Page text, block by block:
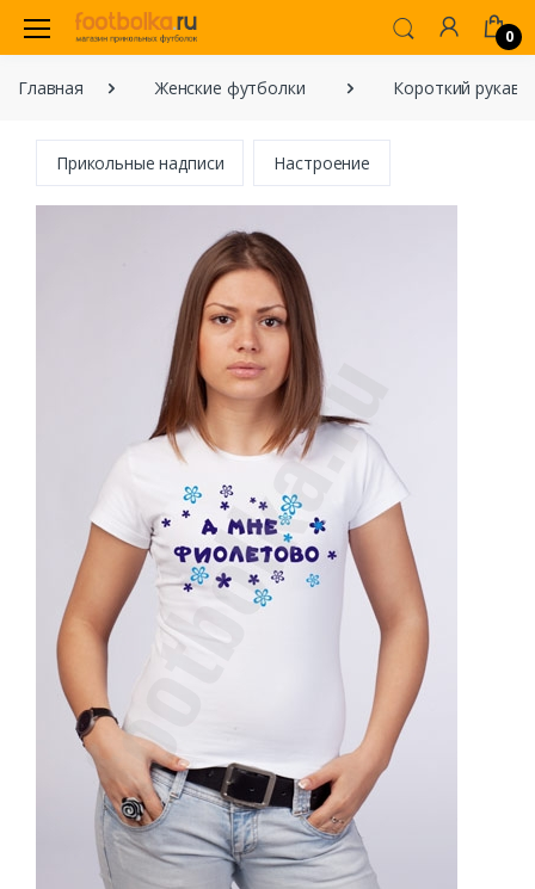
0
Главная Женские футболки Короткий рукав
Прикольные надписи Настроение